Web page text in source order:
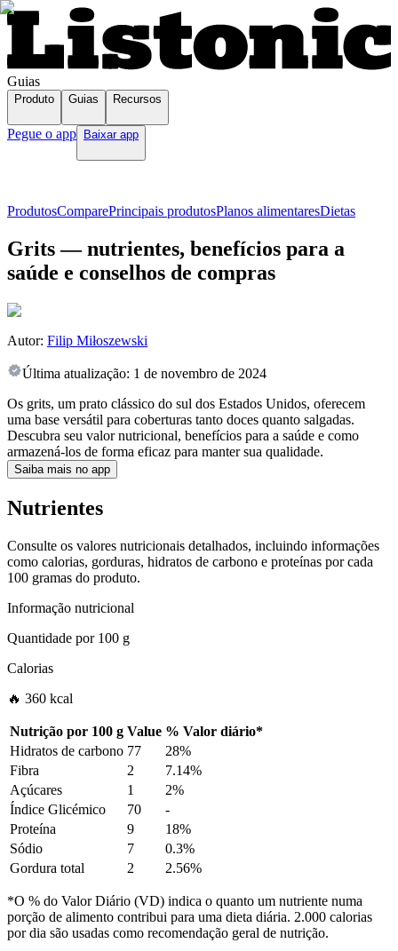
Guias
Produto Guias Recursos
Pegue o app Baixar app
ProdutosComparePrincipais produtosPlanos alimentaresDietas
Grits — nutrientes, benefícios para a
saúde e conselhos de compras
Autor: Filip Miłoszewski
Última atualização: 1 de novembro de 2024
Os grits, um prato clássico do sul dos Estados Unidos, oferecem
uma base versátil para coberturas tanto doces quanto salgadas.
Descubra seu valor nutricional, benefícios para a saúde e como
armazená-los de forma eficaz para manter sua qualidade.
Saiba mais no app
Nutrientes
Consulte os valores nutricionais detalhados, incluindo informações
como calorias, gorduras, hidratos de carbono e proteínas por cada
100 gramas do produto.
Informação nutricional
Quantidade por100 g
Calorias
🔥 360 kcal
Nutrição por 100 g Value % Valor diário*
Hidratos de carbono 77
28%
Fibra
2
7.14%
Açúcares
1
2%
Índice Glicémico
70
-
Proteína
9
18%
Sódio
7
0.3%
Gordura total
2 2.56%
*O % do Valor Diário (VD) indica o quanto um nutriente numa
porção de alimento contribui para uma dieta diária. 2.000 calorias
por dia são usadas como recomendação geral de nutrição.